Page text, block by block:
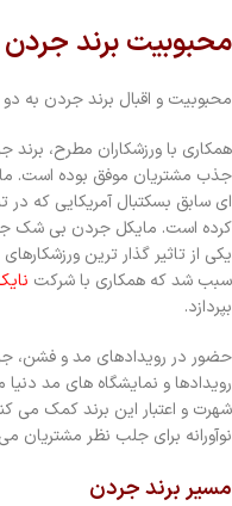
محبوبیت برند جردن
محبوبیت و اقبال برند جردن به
همکاری با ورزشکاران مطرح، برند
ای سابق بسکتبال آمریکایی که در
کرده است. مایکل جردن بی شک
یکی از تاثیر گذار ترین
سبب شد که همکاری با شرکت
بپردازد.
حضور در رویدادهای مد و فشن،
رویدادها و نمایشگاه های مد
شهرت و اعتبار این برند کمک می
نوآورانه برای جلب نظر مشتریان
مسیر برند جردن